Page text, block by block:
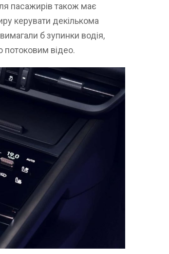
пасажирів також має
керувати декількома
б зупинки водія,
потоковим відео.